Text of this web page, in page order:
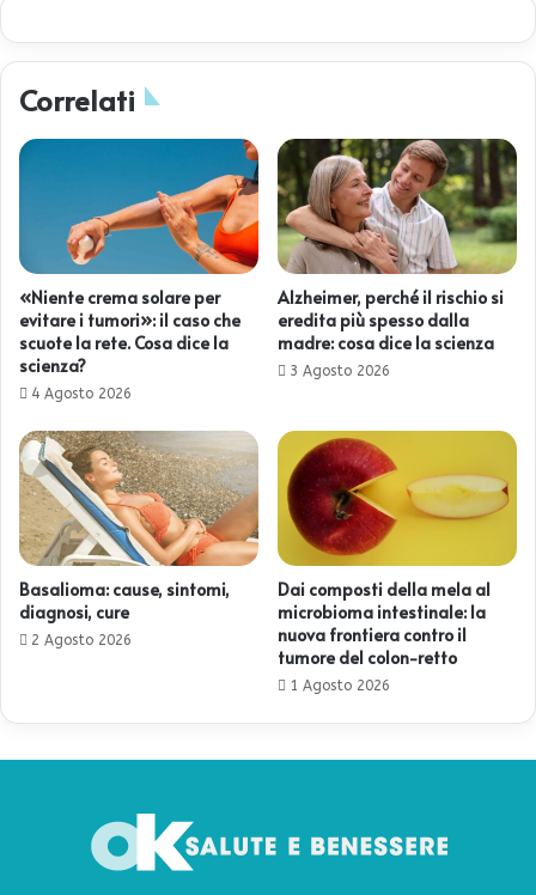
Correlati
«Niente crema solare per
evitare i tumori»: il caso che
scuote la rete. Cosa dice la
scienza?
4 Agosto 2026
Alzheimer, perché il rischio si
eredita più spesso dalla
madre: cosa dice la scienza
3 Agosto 2026
Basalioma: cause, sintomi,
diagnosi, cure
2 Agosto 2026
Dai composti della mela al
microbioma intestinale: la
nuova frontiera contro il
tumore del colon-retto
1 Agosto 2026